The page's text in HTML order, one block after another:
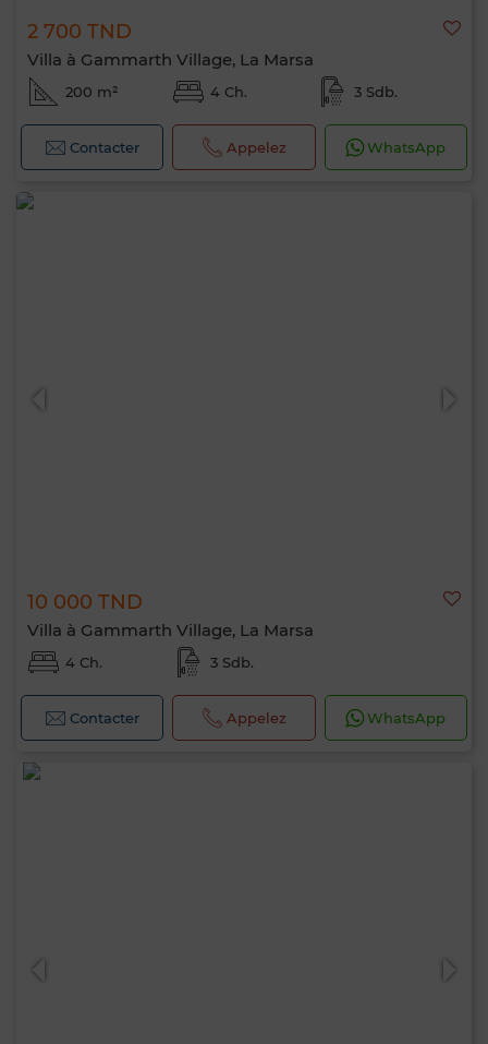
2 700 TND
Villa à Gammarth Village, La Marsa
200 m² 4 Ch. 3 Sdb.
Contacter Appelez WhatsApp
10 000 TND
Villa à Gammarth Village, La Marsa
4 Ch. 3 Sdb.
Contacter Appelez WhatsApp